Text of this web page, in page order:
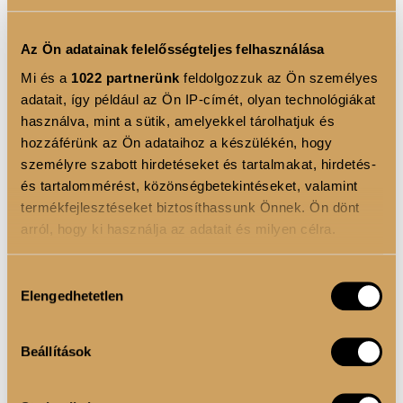
Az Ön adatainak felelősségteljes felhasználása
Mi és a 1022 partnerünk feldolgozzuk az Ön személyes
adatait, így például az Ön IP-címét, olyan technológiákat
használva, mint a sütik, amelyekkel tárolhatjuk és
hozzáférünk az Ön adataihoz a készülékén, hogy
személyre szabott hirdetéseket és tartalmakat, hirdetés-
és tartalommérést, közönségbetekintéseket, valamint
termékfejlesztéseket biztosíthassunk Önnek. Ön dönt
arról, hogy ki használja az adatait és milyen célra.
Információgyűjtés az Ön földrajzi elhelyezkedéséről
Az Ön készülékén beazonosítása annak konkrét
tulajdonságainak (ujjlenyomat) aktív ellenőrzésével
kiválasztása
Elengedhetetlen
Beállítások
Miért jó választás?
– A zab rostban gazdag, hosszabb ideig laktat
– A kollagén támogatja a bőr, haj, köröm és ízületek
állapotát
– Könnyen személyre szabható gyümölcsökkel,
magvakkal
Tipp:Készítsd el este, "overnight" verzióban – reggel
4. NÖVÉNYI FEHÉRJE